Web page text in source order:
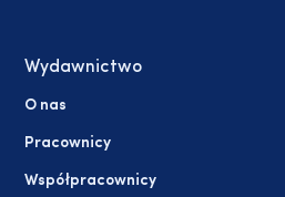
Wydawnictwo
O nas
Pracownicy
Współpracownicy